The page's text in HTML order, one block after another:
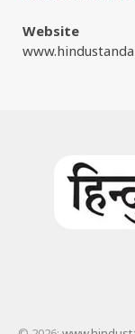
Website